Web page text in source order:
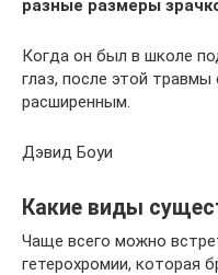
разные размеры
Когда он был в школе
глаз, после этой травмы
расширенным.
Дэвид Боуи
Какие виды
Чаще всего можно
гетерохромии, которая